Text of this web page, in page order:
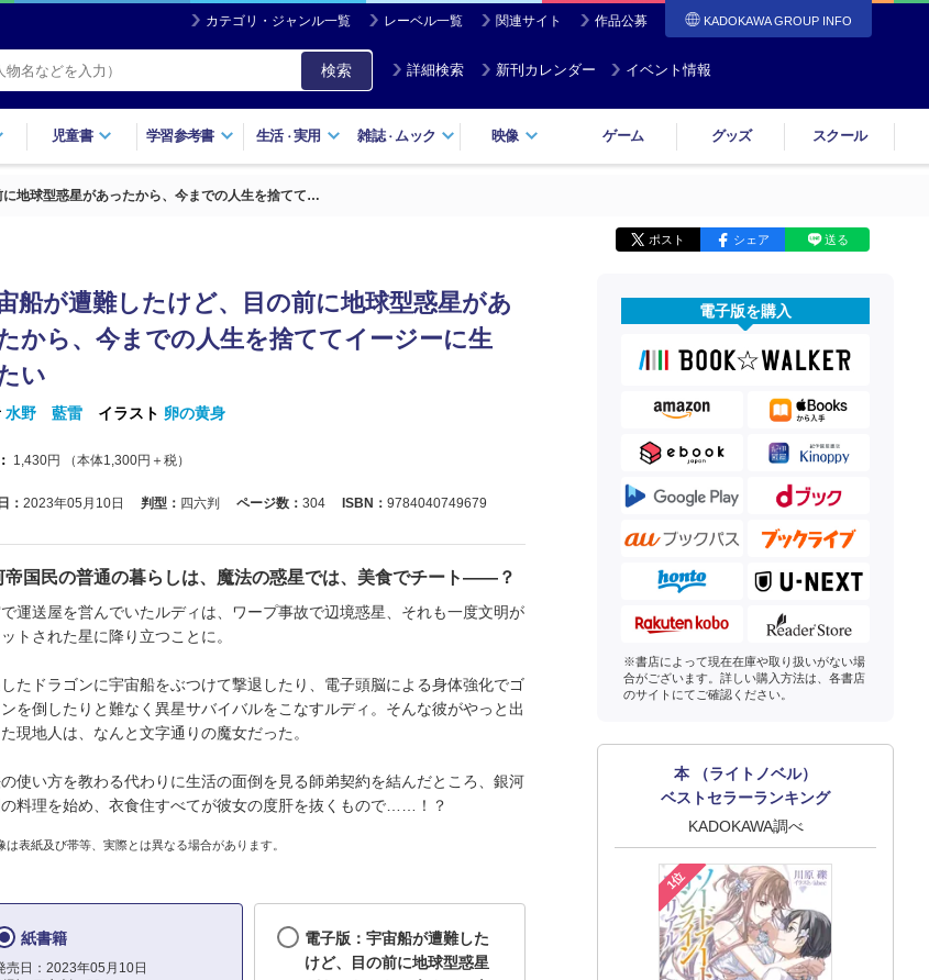
カテゴリ・ジャンル一覧 レーベル一覧 関連サイト 作品公募 KADOKAWA GROUP INFO
検索 詳細検索 新刊カレンダー イベント情報
児童書 学習参考書 生活・実用 雑誌・ ムック 映像 ゲーム グッズ スクール
地球型惑星があったから、今までの人生を捨てて…
ポスト シェア 送る
船が遭難したけど、目の前に地球型惑星があ
から、今までの人生を捨ててイージーに生
い
水野 藍雷 イラスト 卵の黄身
1,430円 （本体1,300円＋税）
： 2023年05月10日 判型： 四六判 ページ数： 304 ISBN： 9784040749679
帝国民の普通の暮らしは、魔法の惑星では、美食でチート――？
運送屋を営んでいたルディは、ワープ事故で辺境惑星、それも一度文明が
トされた星に降り立つことに。
たドラゴンに宇宙船をぶつけて撃退したり、電子頭脳による身体強化でゴ
を倒したりと難なく異星サバイバルをこなすルディ。そんな彼がやっと出
現地人は、なんと文字通りの魔女だった。
使い方を教わる代わりに生活の面倒を見る師弟契約を結んだところ、銀河
料理を始め、衣食住すべてが彼女の度肝を抜くもので……！？
表紙及び帯等、実際とは異なる場合があります。
紙書籍
売日：2023年05月10日
電子版：宇宙船が遭難した
けど、目の前に地球型惑星
電子版を購入
※書店によって現在在庫や取り扱いがない場
合がございます。詳しい購入方法は、各書店
のサイトにてご確認ください。
本 （ライトノベル）
ベストセラーランキング
KADOKAWA調べ
1位